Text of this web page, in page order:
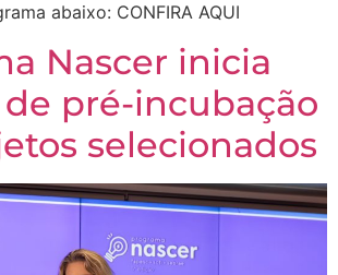
abaixo: CONFIRA AQUI
Nascer inicia
pré-incubação
selecionados